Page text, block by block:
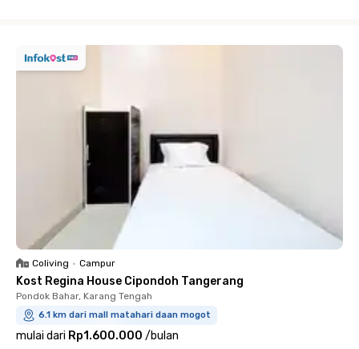
Coliving • Campur
Kost Regina House Cipondoh Tangerang
Pondok Bahar, Karang Tengah
6.1 km dari mall matahari daan mogot
mulai dari Rp1.600.000 /bulan